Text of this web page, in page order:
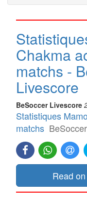
Chakma
matchs -
Livescore
BeSoccer Livescore
Statistiques
matchs
Read